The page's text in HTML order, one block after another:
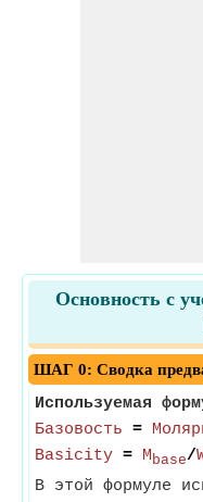
Основность с
ШАГ 0: Сводка
Используемая
Базовость =
Basicity = Mbase/
В этой формуле